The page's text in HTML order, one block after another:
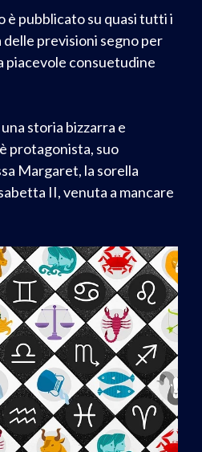
è pubblicato su quasi tutti i
previsioni segno per
piacevole consuetudine
storia bizzarra e
protagonista, suo
Margaret, la sorella
II, venuta a mancare